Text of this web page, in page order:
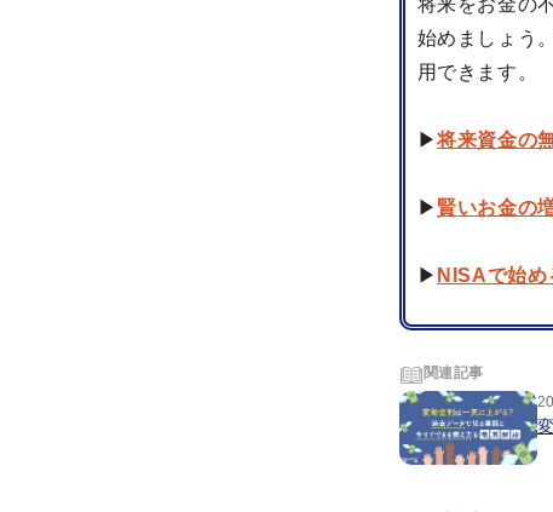
将来をお金の
始めましょう
用できます。
▶将来資金の
▶ 賢いお金の
▶ NISAで始め
関連記事